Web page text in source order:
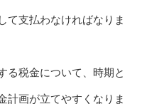
て支払わなければなりま
る税金について、時期と
計画が立てやすくなりま